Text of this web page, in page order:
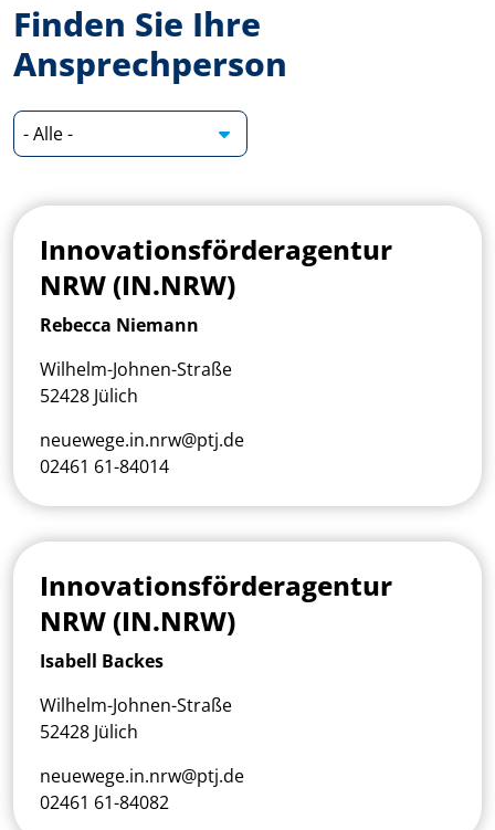
Finden Sie Ihre
Ansprechperson
Innovationsförderagentur
NRW (IN.NRW)
Rebecca Niemann
Wilhelm-Johnen-Straße
52428 Jülich
neuewege.in.nrw@ptj.de
02461 61-84014
Innovationsförderagentur
NRW (IN.NRW)
Isabell Backes
Wilhelm-Johnen-Straße
52428 Jülich
neuewege.in.nrw@ptj.de
02461 61-84082